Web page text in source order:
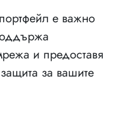
е важно
и предоставя
за вашите